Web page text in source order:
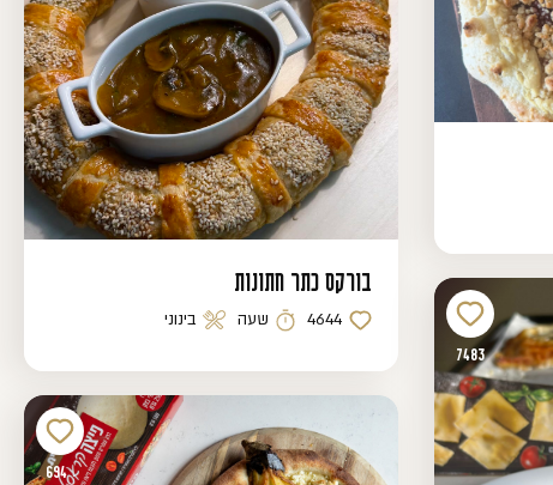
בורקס כתר חתונות
כמות לייקים
4644 זמן הכנה
שעה רמת קושי
בינוני
7483
694